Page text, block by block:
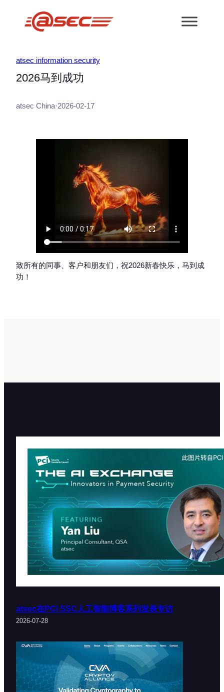
atsec information security
2026马到成功
atsec China·2026-02-17
致所有的同事、客户和朋友们，祝2026新春快乐，马到成
功！
atsec在PCI SSC人工智能博客系列发表专访
2026-07-28